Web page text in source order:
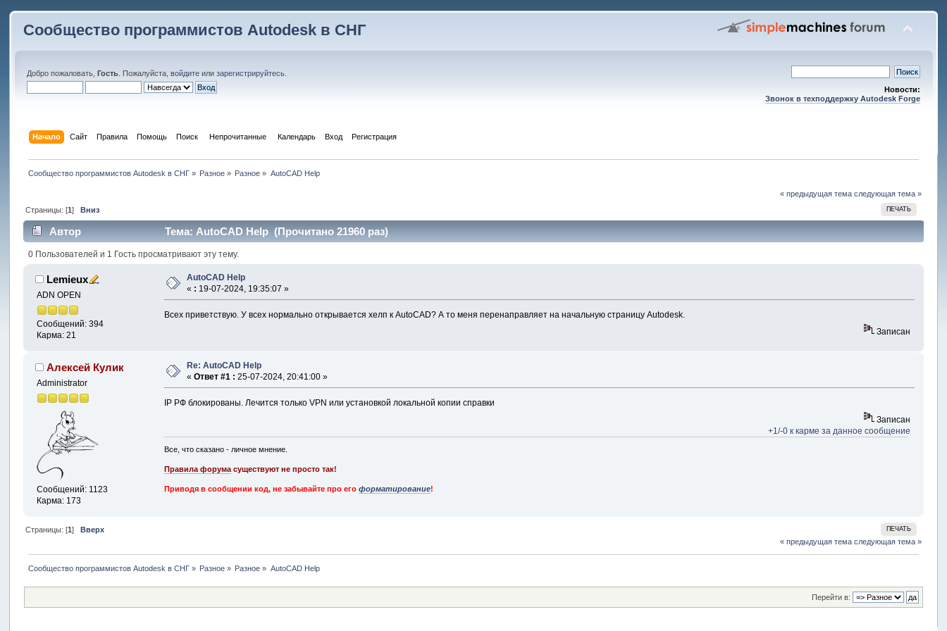
Сообщество программистов Autodesk в СНГ
Добро пожаловать,Гость . Пожалуйста,войдите илизарегистрируйтесь
Новости:
Звонок в техподдержку Autodesk Forge
Начало Сайт Правила Помощь Поиск Непрочитанные Календарь Вход Регистрация
Сообщество программистов Autodesk в СНГ» Разное » Разное » AutoCAD Help
« предыдущая тема следующая тема »
ПЕЧАТЬ
Страницы: [1] Вниз
Автор Тема: AutoCAD Help (Прочитано 21960 раз)
0 Пользователей и 1 Гость просматривают эту тему.
Lemieux
ADN OPEN
Сообщений: 394
Карма: 21
AutoCAD Help
« : 19-07-2024, 19:35:07 »
Всех приветствую. У всех нормально открывается хелп к AutoCAD? А то меня перенаправляет на начальную страницу Autodesk.
Записан
Алексей Кулик
Administrator
Сообщений: 1123
Карма: 173
Re: AutoCAD Help
«Ответ #1 : 25-07-2024, 20:41:00 »
IP РФ блокированы. Лечится только VPN или установкой локальной копии справки
Записан
+1/-0 к карме за данное сообщение
Все, что сказано - личное мнение.
Правила форумасуществуют не просто так!
Приводя в сообщении код, не забывайте про его форматирование!
ПЕЧАТЬ
Страницы: [1] Вверх
« предыдущая тема следующая тема »
Сообщество программистов Autodesk в СНГ» Разное » Разное » AutoCAD Help
Перейти в: